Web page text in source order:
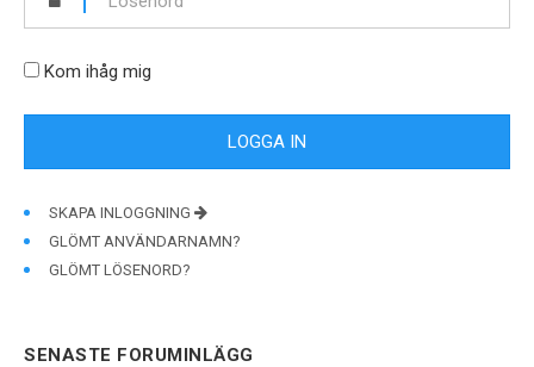
Kom ihåg mig
SKAPA INLOGGNING
GLÖMT ANVÄNDARNAMN?
GLÖMT LÖSENORD?
SENASTE FORUMINLÄGG